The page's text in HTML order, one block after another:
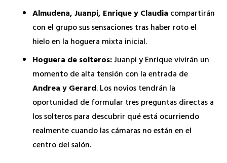
Almudena, Juanpi, Enrique y Claudia compartirán
con el grupo sus sensaciones tras haber roto el
hielo en la hoguera mixta inicial.
Hoguera de solteros:Juanpi y Enrique vivirán un
momento de alta tensión con la entrada de
Andrea y Gerard. Los novios tendrán la
oportunidad de formular tres preguntas directas a
los solteros para descubrir qué está ocurriendo
realmente cuando las cámaras no están en el
centro del salón.